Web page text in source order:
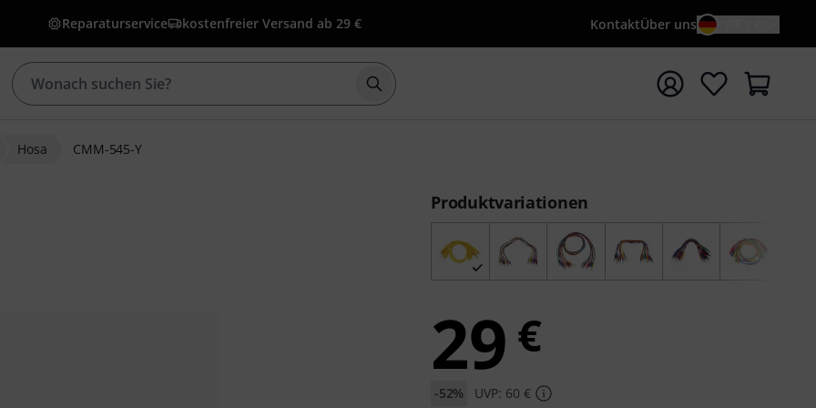
Reparaturservice kostenfreier Versand ab 29 € KontaktÜber uns
Suche mit Suchwort {searchTerm} starten
Hosa CMM-545-Y
Produktvariationen
29 €
-52%
UVP: 60 €